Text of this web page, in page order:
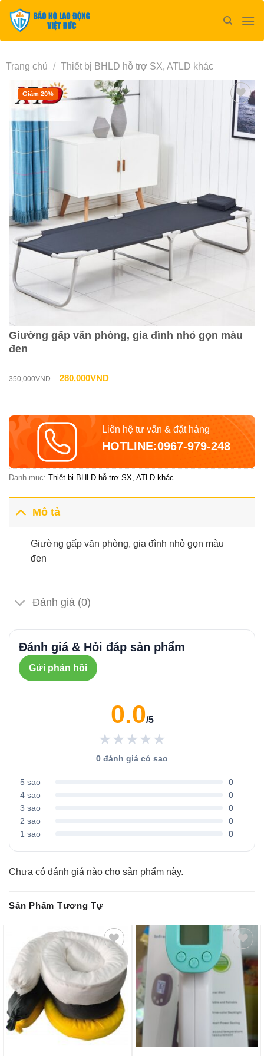
qua
Trang chủ / Thiết bị BHLD hỗ trợ SX, ATLD khác
Giảm 20%
Giường gấp văn phòng, gia đình nhỏ gọn màu
đen
350,000VND
Giá
là:
350,000VND.
280,000VNDGiá
tại
là:
280,000VND.
Liên hệ tư vấn & đặt hàng
HOTLINE:0967-979-248
Danh mục: Thiết bị BHLD hỗ trợ SX, ATLD khác
Mô tả
Giường gấp văn phòng, gia đình nhỏ gọn màu
đen
Đánh giá (0)
Đánh giá & Hỏi đáp sản phẩm
Gửi phản hồi
0.0/5
★★★★★
0 đánh giá có sao
5 sao
0
4 sao
0
3 sao
0
2 sao
0
1 sao
0
Chưa có đánh giá nào cho sản phẩm này.
Sản Phẩm Tương Tự